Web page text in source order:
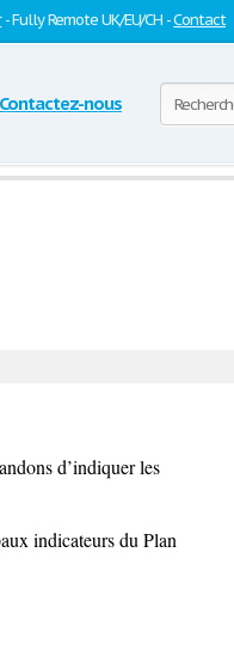
- Fully Remote UK/EU/CH -Contact
Contactez-nous
d’indiquer les
indicateurs du Plan